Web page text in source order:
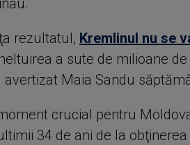
rezultatul, Kremlinul nu se
a sute de milioane
Maia Sandu
crucial pentru
34 de ani de la